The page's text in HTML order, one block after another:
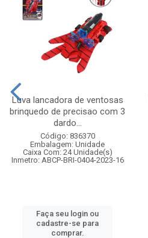
Luva lancadora de ventosas
brinquedo de precisao com 3
dardo...
Código: 836370
Embalagem: Unidade
Caixa Com: 24 Unidade(s)
Inmetro: ABCP-BRI-0404-2023-16
Faça seu login ou
cadastre-se para
comprar.